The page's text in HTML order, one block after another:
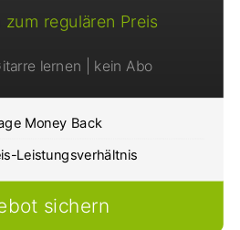
zum regulären Preis
lernen | kein Abo
Money Back
Leistungsverhältnis
sichern